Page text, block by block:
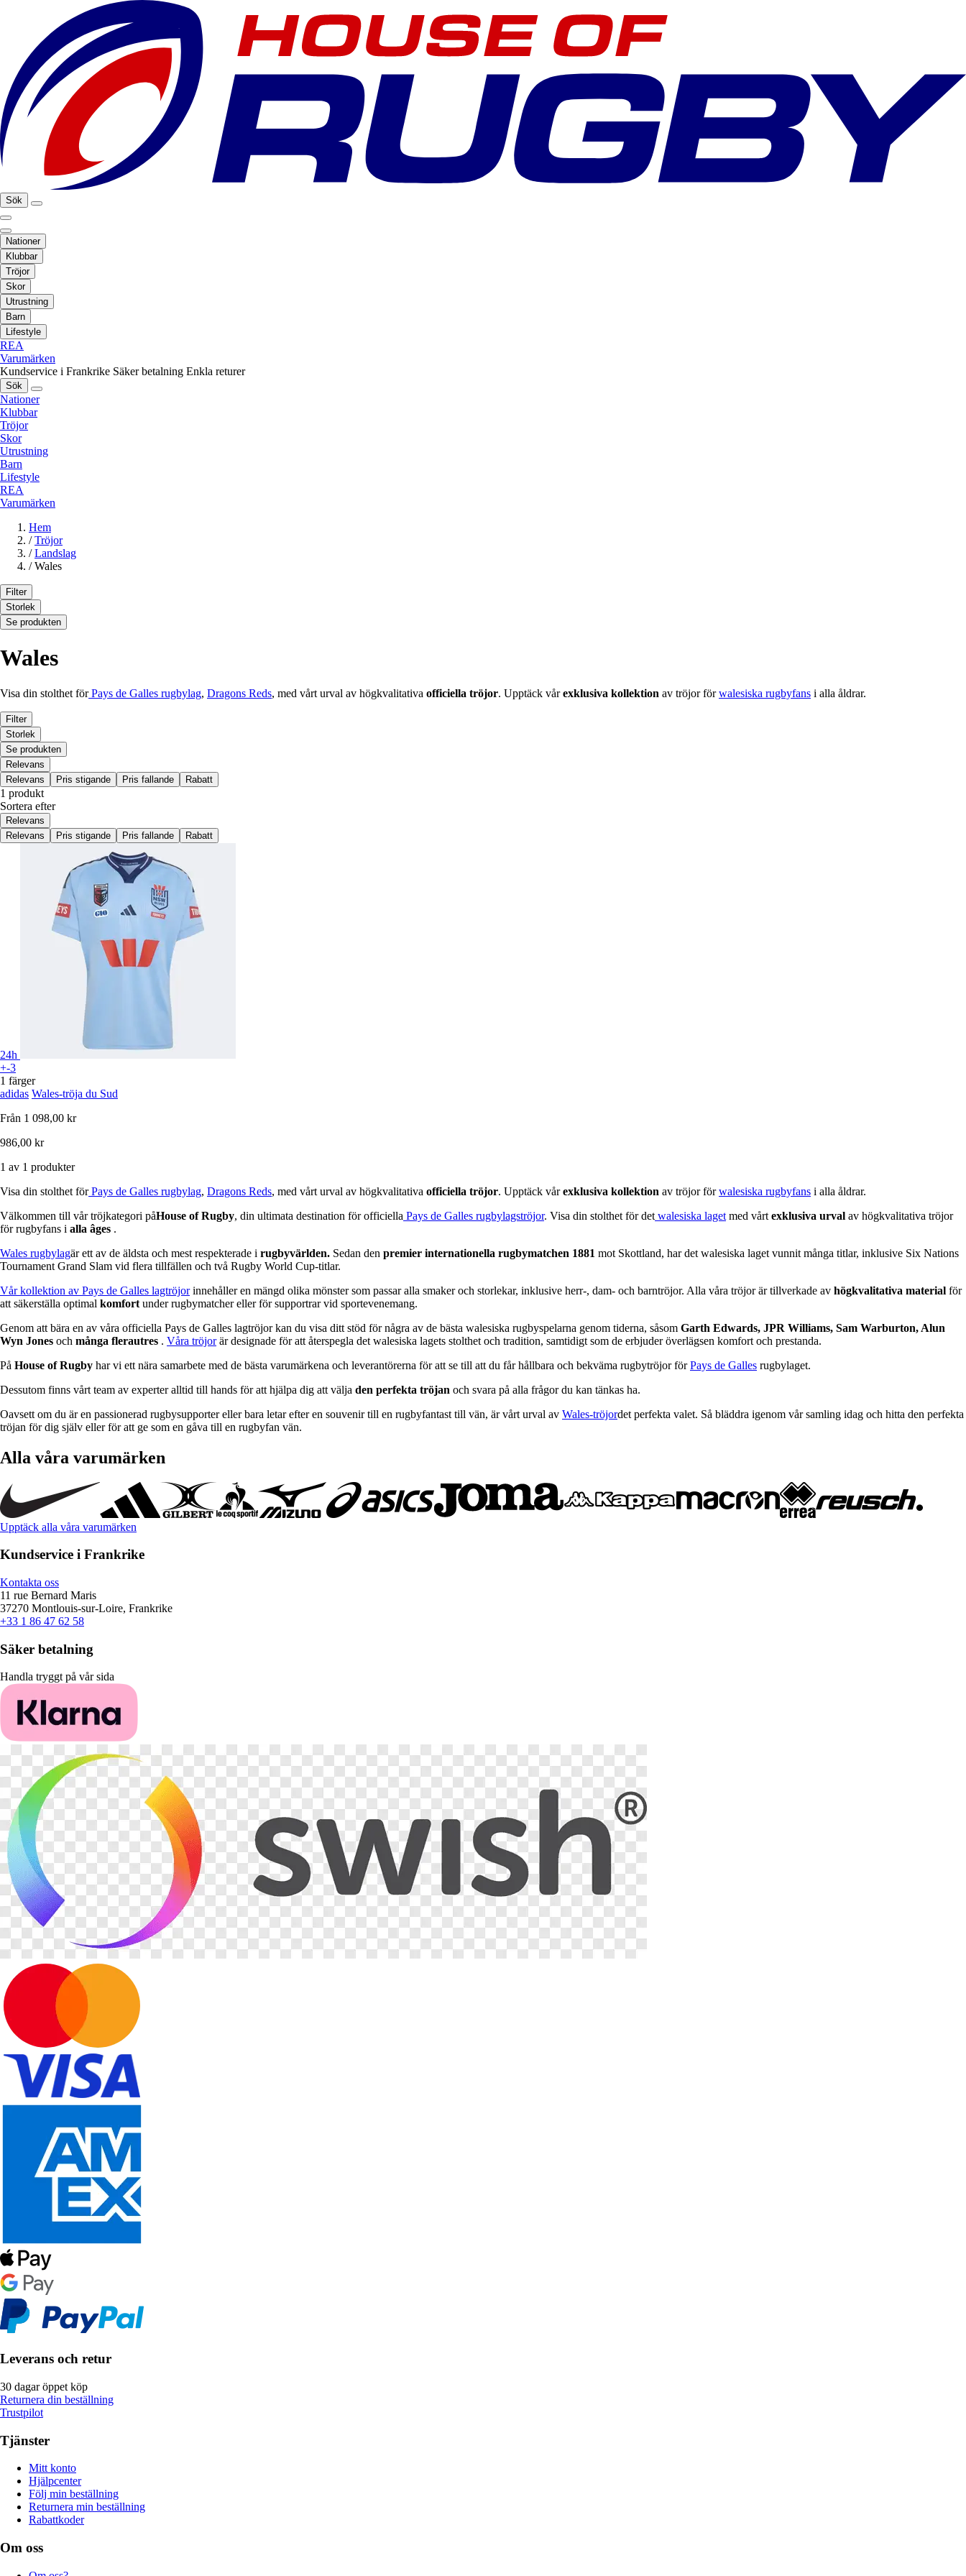
Sök
Nationer
Klubbar
Tröjor
Skor
Utrustning
Barn
Lifestyle
REA
Varumärken
Kundservice i Frankrike Säker betalning Enkla returer
Sök
Nationer
Klubbar
Tröjor
Skor
Utrustning
Barn
Lifestyle
REA
Varumärken
Hem
/ Tröjor
/ Landslag
/ Wales
Filter
Storlek
Se produkten
Wales
Visa din stolthet förPays de Galles rugbylag, Dragons Reds, med vårt urval av högkvalitativa officiella tröjor. Upptäck vårexklusiva kollektion av tröjor förwalesiska rugbyfans i alla åldrar.
Filter
Storlek
Se produkten
Relevans
Relevans
Pris stigande Pris fallande Rabatt
1 produkt
Sortera efter
Relevans
Relevans
Pris stigande Pris fallande Rabatt
24h
+-3
1 färger
adidas Wales-tröja du Sud
Från 1 098,00 kr
986,00 kr
1 av 1 produkter
Visa din stolthet förPays de Galles rugbylag, Dragons Reds, med vårt urval av högkvalitativa officiella tröjor. Upptäck vårexklusiva kollektion av tröjor förwalesiska rugbyfans i alla åldrar.
Välkommen till vår tröjkategori påHouse of Rugby, din ultimata destination för officiella Pays de Galles rugbylagströjor. Visa din stolthet för det walesiska laget med vårt exklusiva urval av högkvalitativa tröjor
för rugbyfans i alla âges .
Wales rugbylagär ett av de äldsta och mest respekterade i rugbyvärlden. Sedan den premier internationella rugbymatchen 1881 mot Skottland, har det walesiska laget vunnit många titlar, inklusive Six Nations
Tournament Grand Slam vid flera tillfällen och två Rugby World Cup-titlar.
Vår kollektion av Pays de Galles lagtröjorinnehåller en mängd olika mönster som passar alla smaker och storlekar, inklusive herr-, dam- och barntröjor. Alla våra tröjor är tillverkade av högkvalitativa material för
att säkerställa optimal komfort under rugbymatcher eller för supportrar vid sportevenemang.
Genom att bära en av våra officiella Pays de Galles lagtröjor kan du visa ditt stöd för några av de bästa walesiska rugbyspelarna genom tiderna, såsom Garth Edwards, JPR Williams, Sam Warburton, Alun
Wyn Jones och många flerautres . Våra tröjorär designade för att återspegla det walesiska lagets stolthet och tradition, samtidigt som de erbjuder överlägsen komfort och prestanda.
På House of Rugby har vi ett nära samarbete med de bästa varumärkena och leverantörerna för att se till att du får hållbara och bekväma rugbytröjor förPays de Galles rugbylaget.
Dessutom finns vårt team av experter alltid till hands för att hjälpa dig att välja den perfekta tröjan och svara på alla frågor du kan tänkas ha.
Oavsett om du är en passionerad rugbysupporter eller bara letar efter en souvenir till en rugbyfantast till vän, är vårt urval av Wales-tröjordet perfekta valet. Så bläddra igenom vår samling idag och hitta den perfekta
tröjan för dig själv eller för att ge som en gåva till en rugbyfan vän.
Alla våra varumärken
Upptäck alla våra varumärken
Kundservice i Frankrike
Kontakta oss
11 rue Bernard Maris
37270 Montlouis-sur-Loire, Frankrike
+33 1 86 47 62 58
Säker betalning
Handla tryggt på vår sida
Leverans och retur
30 dagar öppet köp
Returnera din beställning
Trustpilot
Tjänster
Mitt konto
Hjälpcenter
Följ min beställning
Returnera min beställning
Rabattkoder
Om oss